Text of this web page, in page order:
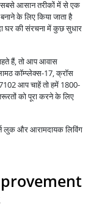
आसान तरीकों में से एक
के लिए किया जाता है
घर की संरचना में कुछ सुधार
हैं, तो आप आवास
कॉम्प्लेक्स-17, क्रॉस
आप चाहें तो हमें 1800-
को पूरा करने के लिए
लुक और आरामदायक लिविंग